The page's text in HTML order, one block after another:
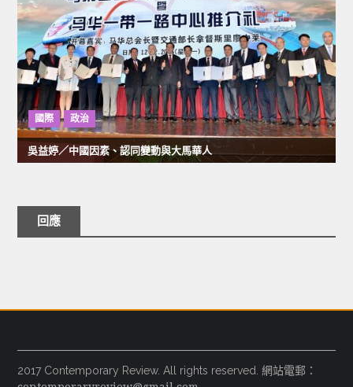
國際 政治
吳益婷／中國因素、認同變動與大馬華人
回應
2017 Contemporary Review. All rights reserved. 網站電郵：